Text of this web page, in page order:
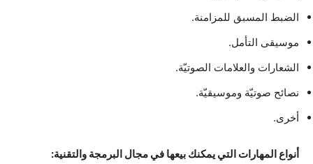
الضبط المسبق للمزامنة.
موسيقى التأمل.
الشعارات والعلامات الصوتيّة.
نصائح صوتيّة وموسيقيّة.
أخرى.
أنواع المهارات التي يمكنك بيعها في مجال البرمجة والتقنية: